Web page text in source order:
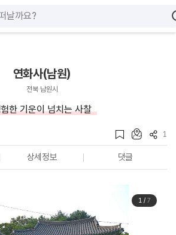
연화사(남원)
전북 남원시
한 기운이 넘치는 사찰
1
상세정보 댓글
1/ 7